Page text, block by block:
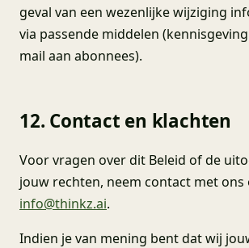
geval van een wezenlijke wijziging
via passende middelen
mail aan abonnees).
12. Contact en klachten
Voor vragen over dit Beleid of de
jouw rechten, neem contact met ons
info@thinkz.ai.
Indien je van mening bent dat wij